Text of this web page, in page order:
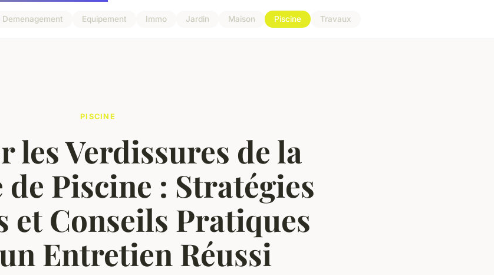
Demenagement Equipement Immo Jardin Maison Piscine Travaux
PISCINE
les Verdissures de la
Piscine : Stratégies
et Conseils Pratiques
Entretien Réussi